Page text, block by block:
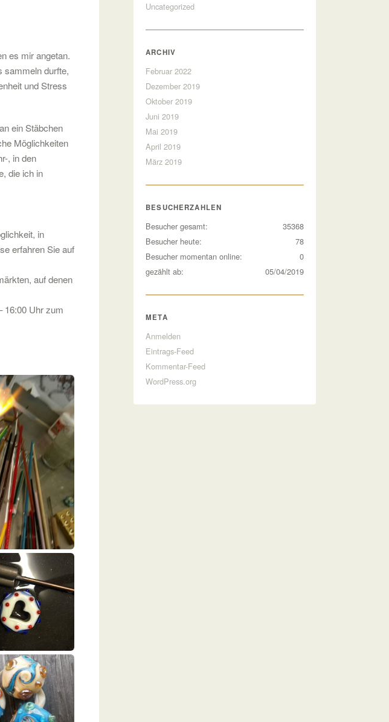
es mir angetan.
sammeln durfte,
und Stress
ein Stäbchen
Möglichkeiten
, in den
die ich in
in
erfahren Sie auf
auf denen
16:00 Uhr zum
Uncategorized
ARCHIV
Februar 2022
Dezember 2019
Oktober 2019
Juni 2019
Mai 2019
April 2019
März 2019
BESUCHERZAHLEN
35368
Besucher gesamt:
78
Besucher heute:
0
Besucher momentan online:
05/04/2019
gezählt ab:
META
Anmelden
Eintrags-Feed
Kommentar-Feed
WordPress.org